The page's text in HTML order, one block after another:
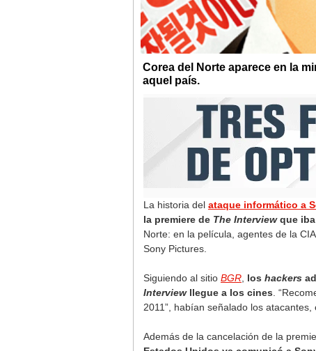
Corea del Norte aparece en la
aquel país.
La historia del ataque informático a
la premiere de The Interviewque iba
Norte: en la película, agentes de la
Sony Pictures.
Siguiendo al sitio BGR los hackers
Interviewllegue a los cines .
2011”, habían señalado los
Además de la cancelación de la